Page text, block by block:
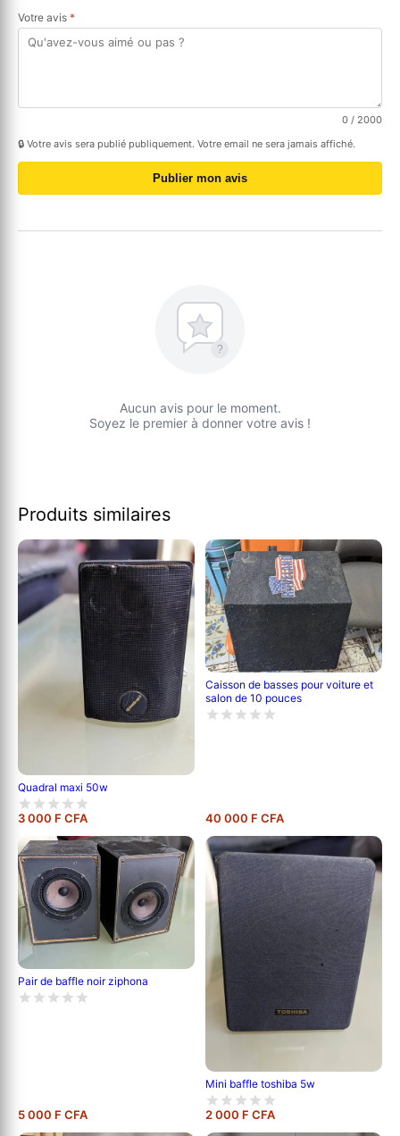
Votre avis *
0 / 2000
🔒 Votre avis sera publié publiquement. Votre email ne sera jamais affiché.
Publier mon avis
?
Aucun avis pour le moment.
Soyez le premier à donner votre avis !
Produits similaires
Quadral maxi 50w
3 000 F CFA
Caisson de basses pour voiture et
salon de 10 pouces
40 000 F CFA
Pair de baffle noir ziphona
5 000 F CFA
Mini baffle toshiba 5w
2 000 F CFA